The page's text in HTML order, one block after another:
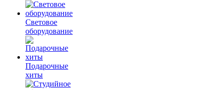
Световое
оборудование
Подарочные
хиты